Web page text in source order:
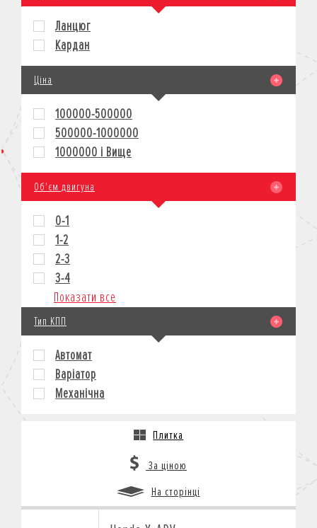
Ланцюг
Кардан
Ціна
100000-500000
500000-1000000
1000000 і Вище
Об'єм двигуна
0-1
1-2
2-3
3-4
Показати все
Тип КПП
Автомат
Варіатор
Механічна
Плитка
За ціною
На сторінці